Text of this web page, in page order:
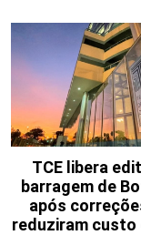
TCE libera
barragem de
após
reduziram custo